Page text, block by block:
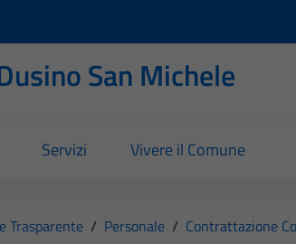
San Michele
Servizi Vivere il Comune
Trasparente / Personale / Contrattazione